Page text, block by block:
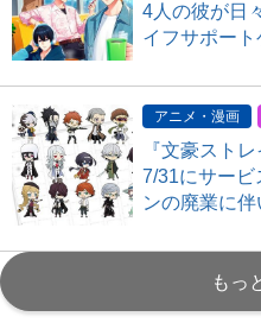
4人の彼が日
イフサポート
アニメ・漫画
『文豪スト
7/31にサービ
ンの廃業に伴
もっ